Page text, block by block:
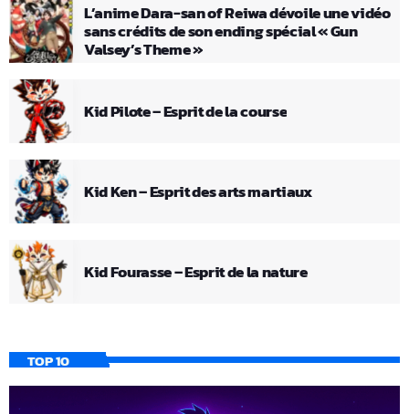
L’anime Dara-san of Reiwa dévoile une vidéo
sans crédits de son ending spécial « Gun
Valsey’s Theme »
Kid Pilote – Esprit de la course
Kid Ken – Esprit des arts martiaux
Kid Fourasse – Esprit de la nature
TOP 10